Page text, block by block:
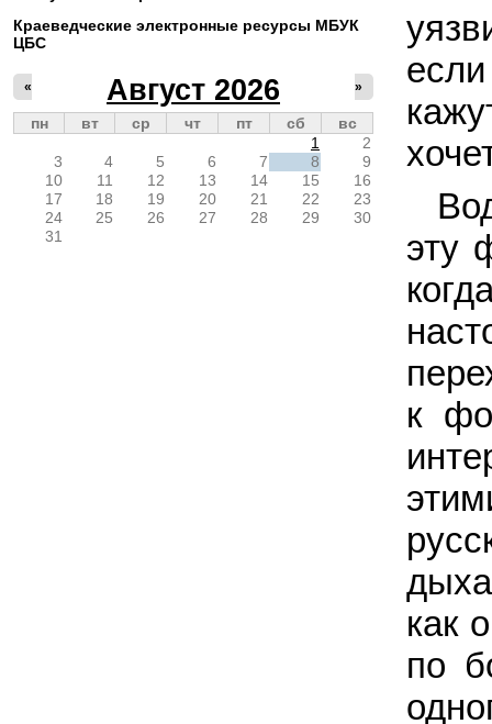
Краеведческие электронные ресурсы МБУК
ЦБС
Август 2026
« »
пн вт ср чт пт сб
вс
1
2
3
4 5 6 7 8
9
10
11 12 13 14 15
16
17
18 19 20 21 22
23
24
25 26 27 28 29
30
31
эту
к
как
по